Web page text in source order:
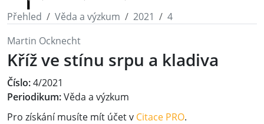
Přehled Věda a výzkum 2021
4
Martin Ocknecht
Kříž ve stínu srpu a kladiva
Číslo:4/2021
Periodikum:Věda a výzkum
Pro získání musíte mít účet v Citace PRO.